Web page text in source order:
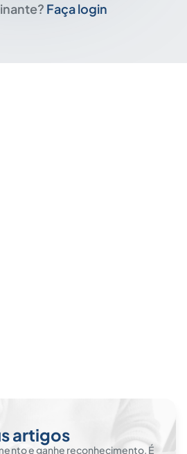
Faça login
artigos
e ganhe reconhecimento. É